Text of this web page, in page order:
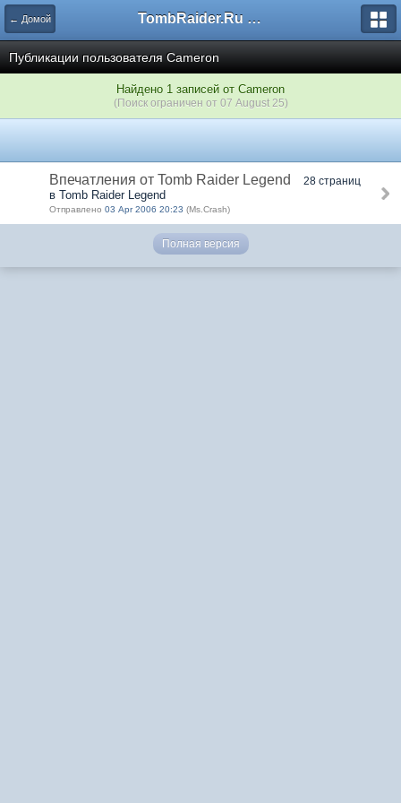
← Домой TombRaider.Ru - Форумы
Публикации пользователя Cameron
Найдено 1 записей от Cameron
(Поиск ограничен от 07 August 25)
Впечатления от Tomb Raider Legend 28 страниц
в Tomb Raider Legend
Отправлено 03 Apr 2006 20:23 (Ms.Crash)
Полная версия